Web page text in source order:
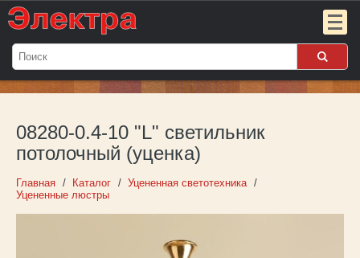
Мой
Пока
пуст
Войти
О компании
08280-0.4-10 "L" светильник
потолочный (уценка)
Главная Каталог
Уцененная светотехника
Уцененные люстры